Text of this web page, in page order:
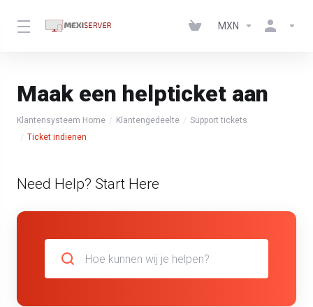
MXN
Maak een helpticket aan
Klantensysteem Home Klantengedeelte
Support tickets
Ticket indienen
Need Help? Start Here